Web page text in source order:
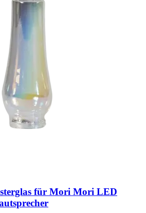
für Mori Mori LED